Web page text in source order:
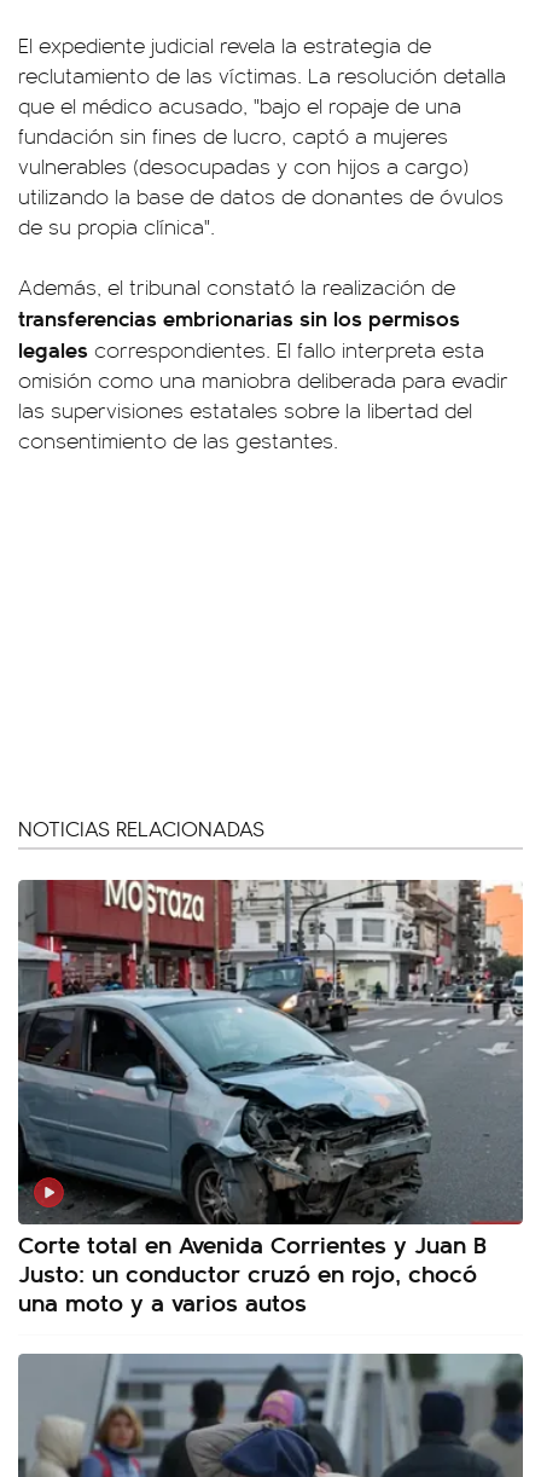
El expediente judicial revela la estrategia de
reclutamiento de las víctimas. La resolución detalla
que el médico acusado, "bajo el ropaje de una
fundación sin fines de lucro, captó a mujeres
vulnerables (desocupadas y con hijos a cargo)
utilizando la base de datos de donantes de óvulos
de su propia clínica".
Además, el tribunal constató la realización de
transferencias embrionarias sin los permisos
legales correspondientes. El fallo interpreta esta
omisión como una maniobra deliberada para evadir
las supervisiones estatales sobre la libertad del
consentimiento de las gestantes.
NOTICIAS RELACIONADAS
Corte total en Avenida Corrientes y Juan B
Justo: un conductor cruzó en rojo, chocó
una moto y a varios autos